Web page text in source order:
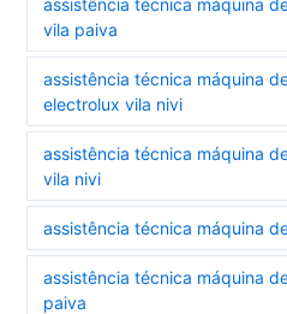
vila paiva
assistência técnica máquina
electrolux vila nivi
assistência técnica máquina
vila nivi
assistência técnica máquina
assistência técnica máquina
paiva